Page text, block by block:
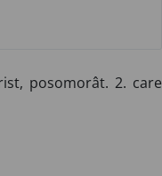
posomorât. 2. care